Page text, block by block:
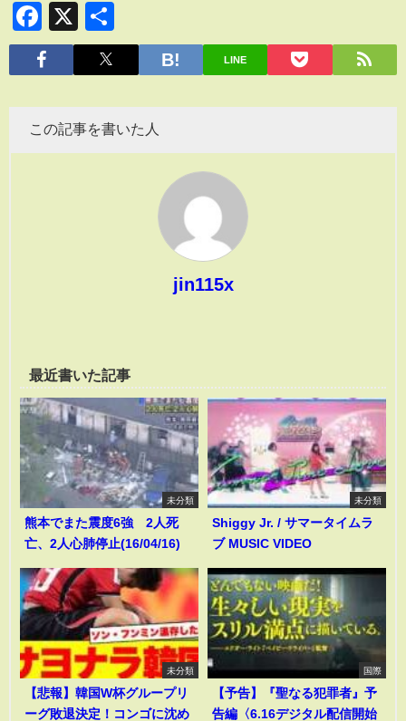
Facebook
X
有
LINE
この記事を書いた人
jin115x
最近書いた記事
未分類
熊本でまた震度6強 2人死
亡、2人心肺停止(16/04/16)
未分類
Shiggy Jr. / サマータイムラ
ブ MUSIC VIDEO
未分類
【悲報】韓国W杯グループリ
ーグ敗退決定！コンゴに沈め
国際
【予告】『聖なる犯罪者』予
告編〈6.16デジタル配信開始